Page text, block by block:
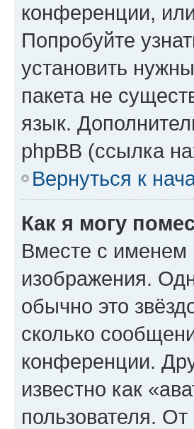
конференции,
Попробуйте
установить
пакета не
язык.
phpBB (ссылка
Вернуться к
Как я могу
Вместе с именем
изображения.
обычно это
сколько
конференции.
известно как
пользователя.